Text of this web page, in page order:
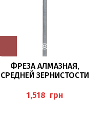
ФРЕЗА АЛМАЗНАЯ,
СРЕДНЕЙ ЗЕРНИСТОСТИ
грн